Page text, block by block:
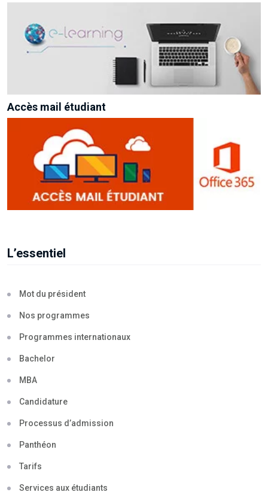
Accès mail étudiant
L’essentiel
Mot du président
Nos programmes
Programmes internationaux
Bachelor
MBA
Candidature
Processus d’admission
Panthéon
Tarifs
Services aux étudiants